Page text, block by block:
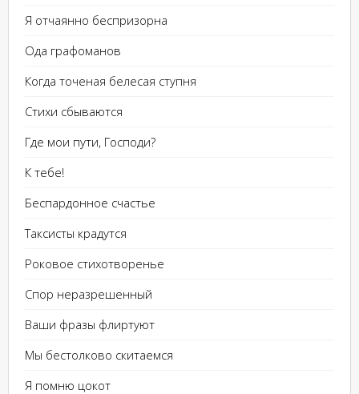
Я отчаянно беспризорна
Ода графоманов
Когда точеная белесая ступня
Стихи сбываются
Где мои пути, Господи?
К тебе!
Беспардонное счастье
Таксисты крадутся
Роковое стихотворенье
Спор неразрешенный
Ваши фразы флиртуют
Мы бестолково скитаемся
Я помню цокот